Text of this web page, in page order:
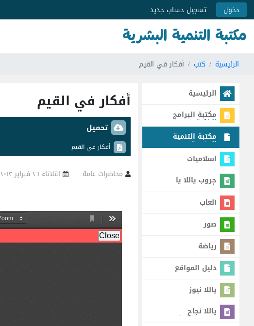
دخول تسجيل حساب جديد
مكتبة التنمية البشرية
الرئيسية كتب أفكار في القيم
الرئيسية
مكتبة البرامج
الذكية
مكتبة التنمية
البشرية
اسلاميات
جروب ياللا يا
شباب
ألعاب
صور
رياضة
دليل المواقع
ياللا نيوز
ياللا نجاح
للتنمية البشرية
أفكار في القيم
تحميل
أفكار في القيم
محاضرات عامة الثلاثاء ٢٦ فبراير ٢٠١٣ - ٠٠:٠٠ ص